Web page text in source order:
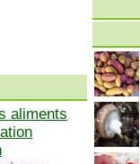
aliments